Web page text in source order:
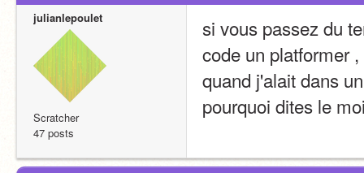
julianlepoulet
Scratcher
47 posts
si vous passez du
code un platformer
quand j'alait dans
pourquoi dites le